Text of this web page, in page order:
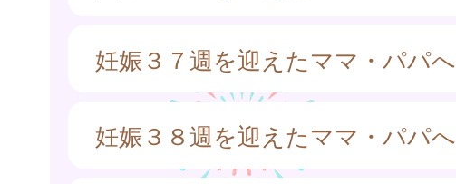
妊娠３７週を迎えたママ・パパへ
妊娠３８週を迎えたママ・パパへ